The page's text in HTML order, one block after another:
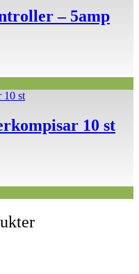
– 5amp
10 st